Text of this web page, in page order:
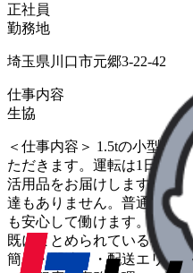
正社員
勤務地
埼玉県川口市元郷3-22-42
仕事内容
生協
＜仕事内容＞ 1.5tの小型ト
ただきます。運転は1日1～
活用品をお届けします。留
達もありません。普通免許
も安心して働けます。 ＜お
既にまとめられている荷物
簡単・配達・・配送エリア